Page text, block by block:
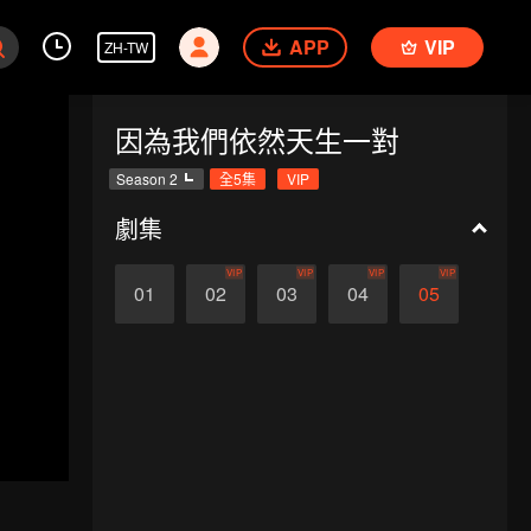
ZH-TW APP VIP
因為我們依然天生一對
Season 2 全5集 VIP
劇集
01 02
VIP
03
VIP
04
VIP
05
VIP